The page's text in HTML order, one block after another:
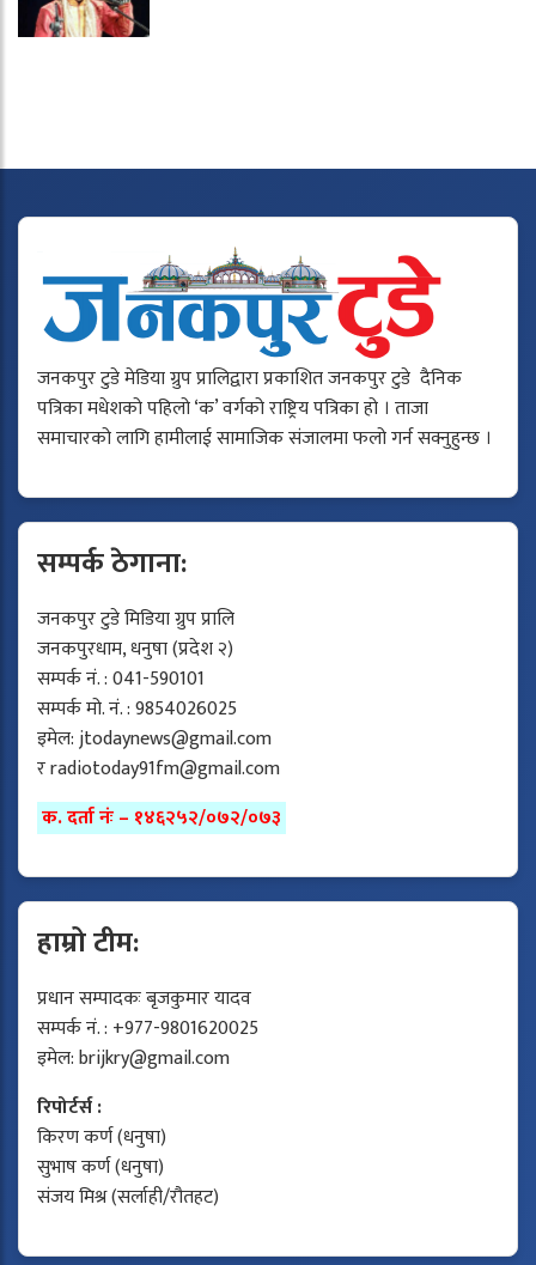
जनकपुर टुडे मेडिया ग्रुप प्रालिद्वारा प्रकाशित जनकपुर टुडे दैनिक
पत्रिका मधेशको पहिलो ‘क’ वर्गको राष्ट्रिय पत्रिका हो । ताजा
समाचारको लागि हामीलाई सामाजिक संजालमा फलो गर्न सक्नुहुन्छ ।
सम्पर्क ठेगाना:
जनकपुर टुडे मिडिया ग्रुप प्रालि
जनकपुरधाम, धनुषा (प्रदेश २)
सम्पर्क नं. : 041-590101
सम्पर्क मो. नं. : 9854026025
इमेल:jtodaynews@gmail.com
रradiotoday91fm@gmail.com
क. दर्ता नंः – १४६२५२/०७२/०७३
हाम्रो टीम:
प्रधान सम्पादकः बृजकुमार यादव
सम्पर्क नं. : +977-9801620025
इमेल:brijkry@gmail.com
रिपोर्टर्स :
किरण कर्ण (धनुषा)
सुभाष कर्ण (धनुषा)
संजय मिश्र (सर्लाही/रौतहट)